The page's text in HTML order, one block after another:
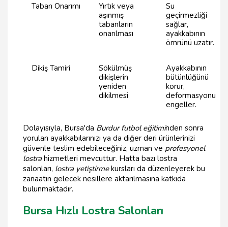
Taban Onarımı
Yırtık veya
aşınmış
tabanların
onarılması
Su
geçirmezliği
sağlar,
ayakkabının
ömrünü uzatır.
Dikiş Tamiri
Sökülmüş
dikişlerin
yeniden
dikilmesi
Ayakkabının
bütünlüğünü
korur,
deformasyonu
engeller.
Dolayısıyla, Bursa'da Burdur futbol eğitiminden sonra
yorulan ayakkabılarınızı ya da diğer deri ürünlerinizi
güvenle teslim edebileceğiniz, uzman ve profesyonel
lostrahizmetleri mevcuttur. Hatta bazı lostra
salonları, lostra yetiştirmekursları da düzenleyerek bu
zanaatın gelecek nesillere aktarılmasına katkıda
bulunmaktadır.
Bursa Hızlı Lostra Salonları